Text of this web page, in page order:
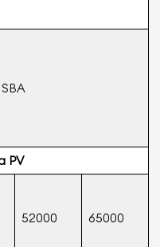
PV
52000 65000